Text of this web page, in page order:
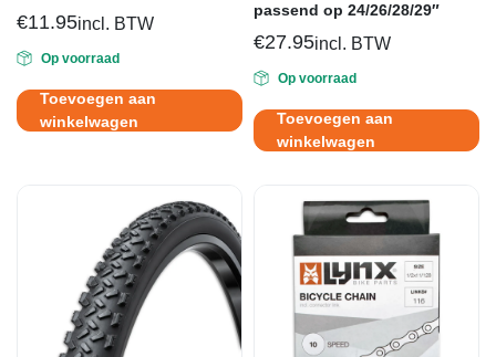
€11.95incl. BTW
Op voorraad
Toevoegen aan
winkelwagen
passend op 24/26/28/29″
€27.95incl. BTW
Op voorraad
Toevoegen aan
winkelwagen